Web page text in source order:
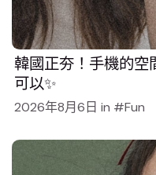
韓國正夯！手機的空
可以✨
2026年8月6日 in Fun